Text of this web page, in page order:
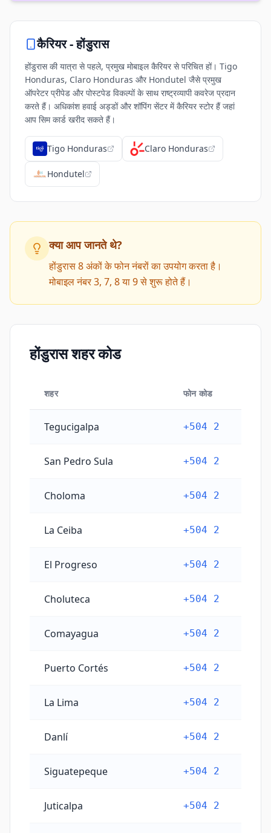
कैरियर -होंडुरास
होंडुरास की यात्रा से पहले, प्रमुख मोबाइल कैरियर से परिचित हों। Tigo
Honduras, Claro Honduras और Hondutel जैसे प्रमुख
ऑपरेटर प्रीपेड और पोस्टपेड विकल्पों के साथ राष्ट्रव्यापी कवरेज प्रदान
करते हैं। अधिकांश हवाई अड्डों और शॉपिंग सेंटर में कैरियर स्टोर हैं जहां
आप सिम कार्ड खरीद सकते हैं।
Tigo Honduras Claro Honduras
Hondutel
क्या आप जानते थे?
होंडुरास 8 अंकों के फोन नंबरों का उपयोग करता है।
मोबाइल नंबर 3, 7, 8 या 9 से शुरू होते हैं।
होंडुरास शहर कोड
शहर फोन कोड
Tegucigalpa +504 2
San Pedro Sula +504 2
Choloma +504 2
La Ceiba +504 2
El Progreso +504 2
Choluteca +504 2
Comayagua +504 2
Puerto Cortés +504 2
La Lima +504 2
Danlí +504 2
Siguatepeque +504 2
Juticalpa +504 2